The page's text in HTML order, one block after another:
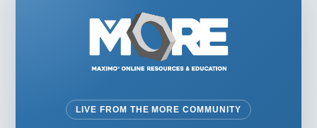
LIVE FROM THE MORE COMMUNITY